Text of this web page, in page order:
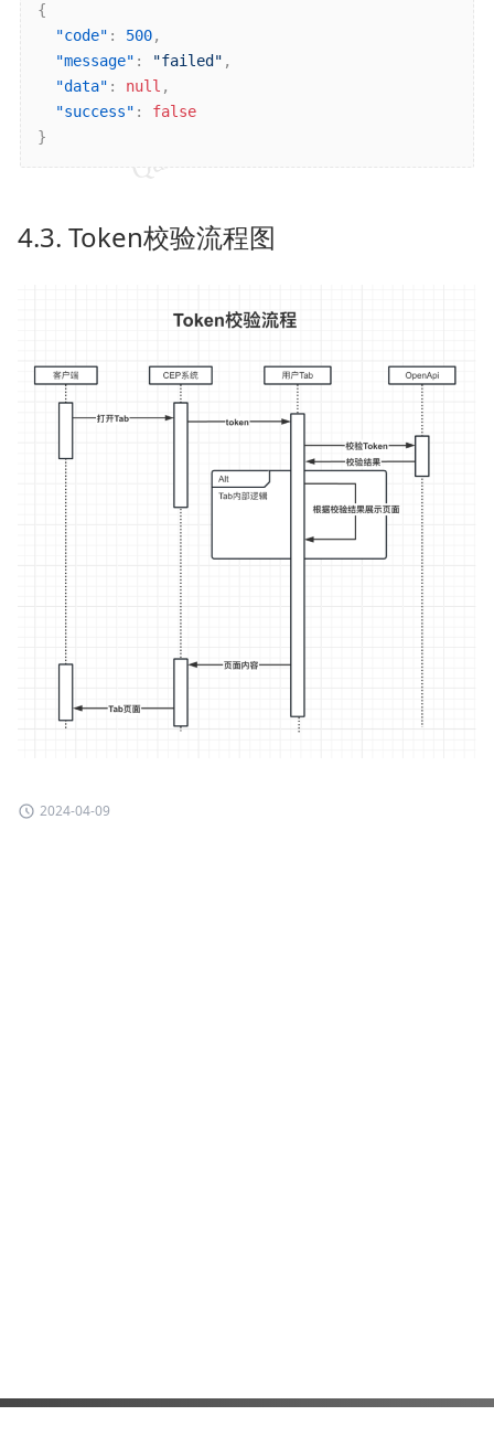
{
"code" : 500,
"message" : "failed" ,
"data" : null ,
"success" :
false
}
4.3. Token校验流程图
2024-04-09